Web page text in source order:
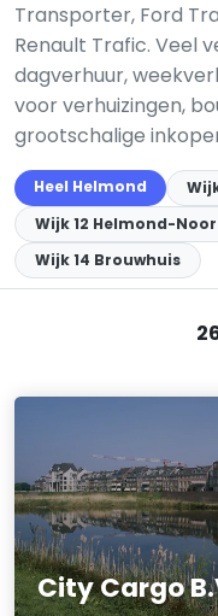
Transporter, Ford
Renault Trafic. Veel
dagverhuur,
voor verhuizingen,
grootschalige
Heel Helmond
Wijk 12 Helmond-
Wijk 14 Brouwhuis
City Cargo